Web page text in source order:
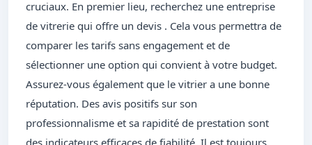
cruciaux. En premier lieu, recherchez une entreprise
de vitrerie qui offre un devis . Cela vous permettra de
comparer les tarifs sans engagement et de
sélectionner une option qui convient à votre budget.
Assurez-vous également que le vitrier a une bonne
réputation. Des avis positifs sur son
professionnalisme et sa rapidité de prestation sont